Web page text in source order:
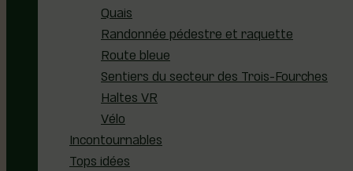
Quais
Randonnée pédestre et raquette
Route bleue
Sentiers du secteur des Trois-Fourches
Haltes VR
Vélo
Incontournables
Tops idées